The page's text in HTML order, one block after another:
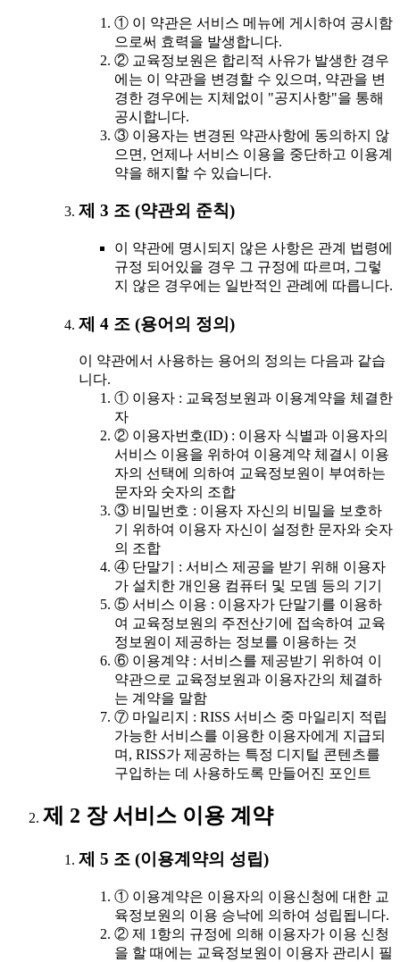
① 이 약관은 서비스 메뉴에 게시하여 공시함
으로써 효력을 발생합니다.
② 교육정보원은 합리적 사유가 발생한 경우
에는 이 약관을 변경할 수 있으며, 약관을 변
경한 경우에는 지체없이 "공지사항"을 통해
공시합니다.
③ 이용자는 변경된 약관사항에 동의하지 않
으면, 언제나 서비스 이용을 중단하고 이용계
약을 해지할 수 있습니다.
제 3 조 (약관외 준칙)
이 약관에 명시되지 않은 사항은 관계 법령에
규정 되어있을 경우 그 규정에 따르며, 그렇
지 않은 경우에는 일반적인 관례에 따릅니다.
제 4 조 (용어의 정의)
이 약관에서 사용하는 용어의 정의는 다음과 같습
니다.
① 이용자 : 교육정보원과 이용계약을 체결한
자
② 이용자번호(ID) : 이용자 식별과 이용자의
서비스 이용을 위하여 이용계약 체결시 이용
자의 선택에 의하여 교육정보원이 부여하는
문자와 숫자의 조합
③ 비밀번호 : 이용자 자신의 비밀을 보호하
기 위하여 이용자 자신이 설정한 문자와 숫자
의 조합
④ 단말기 : 서비스 제공을 받기 위해 이용자
가 설치한 개인용 컴퓨터 및 모뎀 등의 기기
⑤ 서비스 이용 : 이용자가 단말기를 이용하
여 교육정보원의 주전산기에 접속하여 교육
정보원이 제공하는 정보를 이용하는 것
⑥ 이용계약 : 서비스를 제공받기 위하여 이
약관으로 교육정보원과 이용자간의 체결하
는 계약을 말함
⑦ 마일리지 : RISS 서비스 중 마일리지 적립
가능한 서비스를 이용한 이용자에게 지급되
며, RISS가 제공하는 특정 디지털 콘텐츠를
구입하는 데 사용하도록 만들어진 포인트
제 2 장 서비스 이용 계약
제 5 조 (이용계약의 성립)
① 이용계약은 이용자의 이용신청에 대한 교
육정보원의 이용 승낙에 의하여 성립됩니다.
② 제 1항의 규정에 의해 이용자가 이용 신청
을 할 때에는 교육정보원이 이용자 관리시 필